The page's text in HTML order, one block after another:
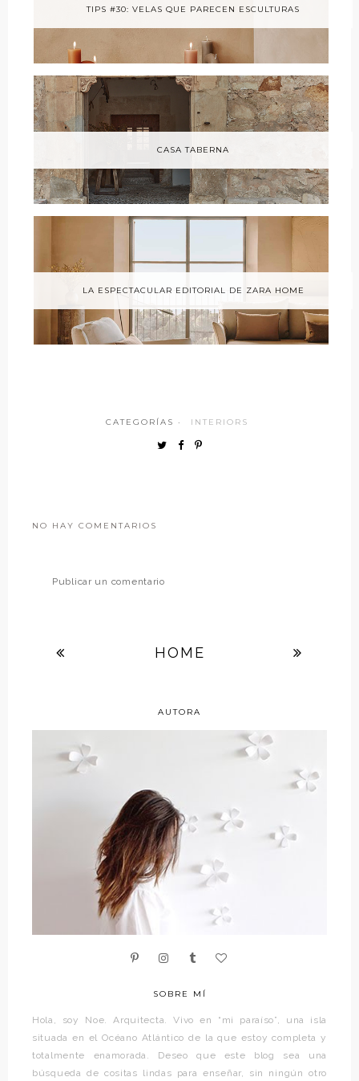
TIPS #30: VELAS QUE PARECEN ESCULTURAS
CASA TABERNA
LA ESPECTACULAR EDITORIAL DE ZARA HOME
CATEGORÍAS · INTERIORS
NO HAY COMENTARIOS
Publicar un comentario
HOME
AUTORA
SOBRE MÍ
Hola, soy Noe. Arquitecta. Vivo en “mi paraíso”, una isla
situada en el Océano Atlántico de la que estoy completa y
totalmente enamorada. Deseo que este blog sea una
búsqueda de cositas lindas para enseñar, sin ningún otro